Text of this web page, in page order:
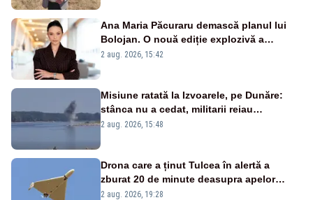
Ana Maria Păcuraru demască planul lui
Bolojan. O nouă ediție explozivă a
emisiunii „Miza Zilei” la Realitatea PLUS
2 aug. 2026, 15:42
Misiune ratată la Izvoarele, pe Dunăre:
stânca nu a cedat, militarii reiau
detonările luni – VIDEO
2 aug. 2026, 15:48
Drona care a ținut Tulcea în alertă a
zburat 20 de minute deasupra apelor
României. Au fost ridicate două F-16
2 aug. 2026, 19:28